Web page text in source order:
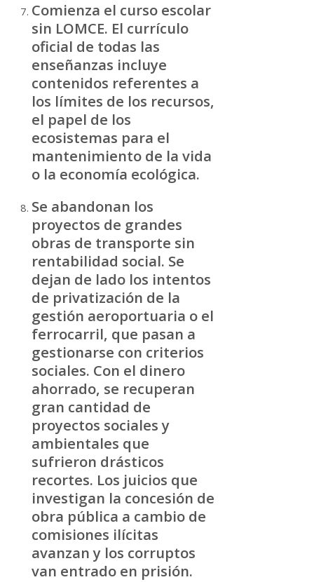
Comienza el curso escolar
sin LOMCE. El currículo
oficial de todas las
enseñanzas incluye
contenidos referentes a
los límites de los recursos,
el papel de los
ecosistemas para el
mantenimiento de la vida
o la economía ecológica.
Se abandonan los
proyectos de grandes
obras de transporte sin
rentabilidad social. Se
dejan de lado los intentos
de privatización de la
gestión aeroportuaria o el
ferrocarril, que pasan a
gestionarse con criterios
sociales. Con el dinero
ahorrado, se recuperan
gran cantidad de
proyectos sociales y
ambientales que
sufrieron drásticos
recortes. Los juicios que
investigan la concesión de
obra pública a cambio de
comisiones ilícitas
avanzan y los corruptos
van entrado en prisión.